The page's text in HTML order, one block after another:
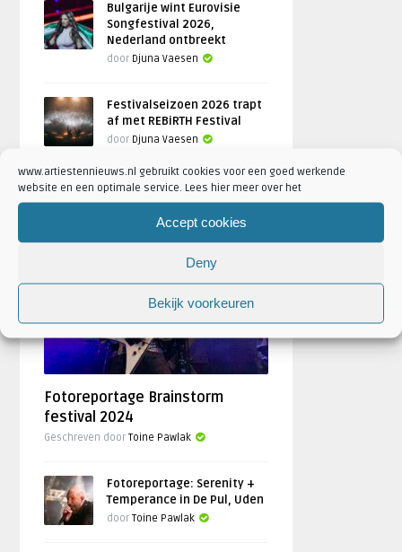
www.artiestennieuws.nl gebruikt cookies voor een goed werkende
website en een optimale service. Lees hier meer over het
Accept cookies
Deny
Bekijk voorkeuren
Bulgarije wint Eurovisie
Songfestival 2026,
Nederland ontbreekt
door Djuna Vaesen
Festivalseizoen 2026 trapt
af met REBiRTH Festival
door Djuna Vaesen
Fotoreportage Brainstorm
festival 2024
Geschreven doorToine Pawlak
Fotoreportage: Serenity +
Temperance in De Pul, Uden
doorToine Pawlak